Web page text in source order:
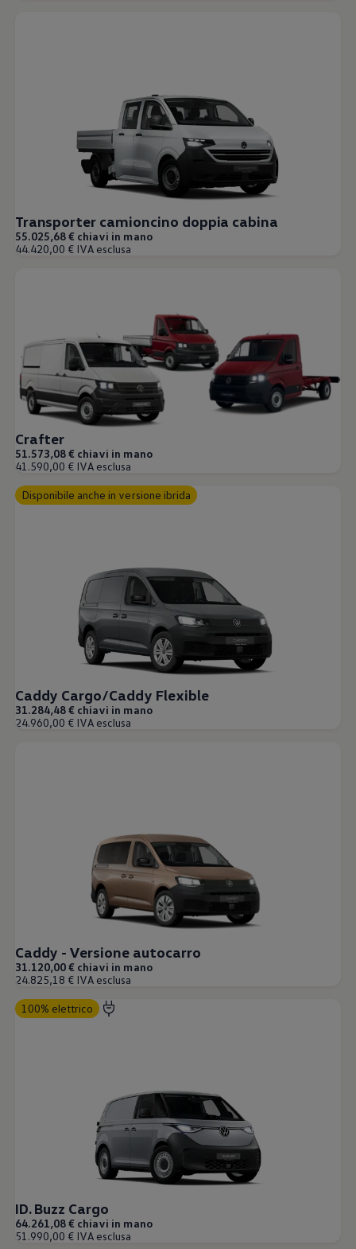
Transporter camioncino doppia cabina
55.025,68 € chiavi in mano
44.420,00 € IVA esclusa
Crafter
51.573,08 € chiavi in mano
41.590,00 € IVA esclusa
Disponibile anche in versione ibrida
Caddy Cargo/Caddy Flexible
31.284,48 € chiavi in mano
24.960,00 € IVA esclusa
Caddy - Versione autocarro
31.120,00 € chiavi in mano
24.825,18 € IVA esclusa
100% elettrico
ID. Buzz Cargo
64.261,08 € chiavi in mano
51.990,00 € IVA esclusa